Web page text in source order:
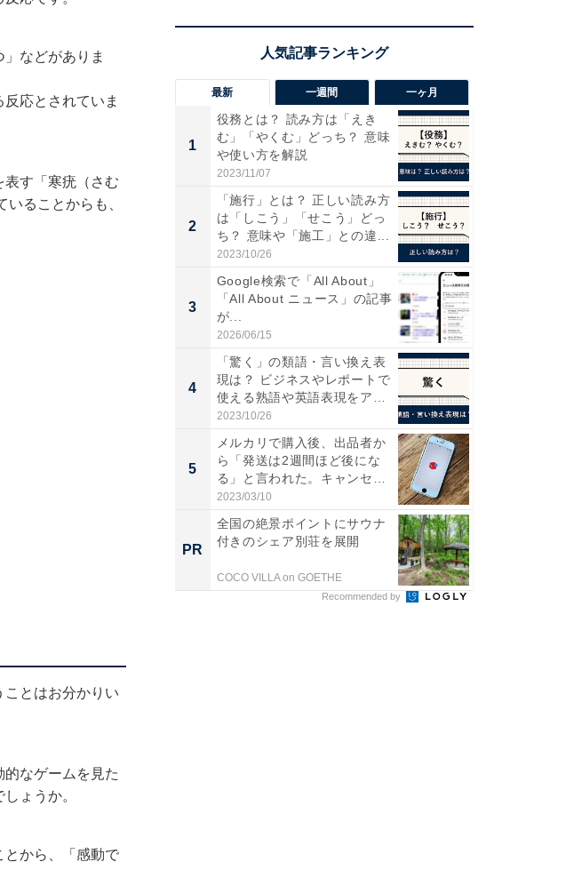
などがありま
応とされていま
表す「寒疣（さむ
ることからも、
とはお分かりい
なゲームを見た
ょうか。
とから、「感動で
最新 一週間 一ヶ月
1
役務とは？ 読み方は「えき
む」「やくむ」どっち？ 意味
や使い方を解説
2023/11/07
2
「施行」とは？ 正しい読み方
は「しこう」「せこう」どっ
ち？ 意味や「施工」との違...
2023/10/26
3
Google検索で「All About」
「All About ニュース」の記事
が...
2026/06/15
4
「驚く」の類語・言い換え表
現は？ ビジネスやレポートで
使える熟語や英語表現をア
ナ...
2023/10/26
5
メルカリで購入後、出品者か
ら「発送は2週間ほど後にな
る」と言われた。キャンセル
で...
2023/03/10
PR
全国の絶景ポイントにサウナ
付きのシェア別荘を展開
COCO VILLA on GOETHE
Recommended by